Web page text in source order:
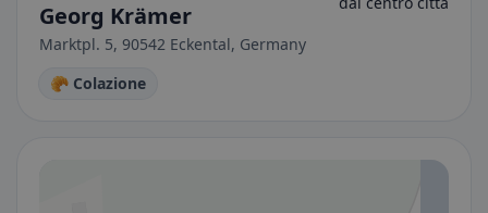
Georg Krämer
Marktpl. 5, 90542 Eckental, Germany
🥐 Colazione